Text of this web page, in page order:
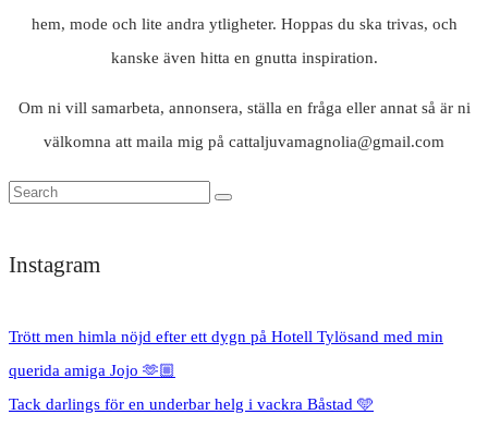
hem, mode och lite andra ytligheter. Hoppas du ska trivas, och
kanske även hitta en gnutta inspiration.
Om ni vill samarbeta, annonsera, ställa en fråga eller annat så är ni
välkomna att maila mig på cattaljuvamagnolia@gmail.com
Instagram
Trött men himla nöjd efter ett dygn på Hotell Tylösand med min
querida amiga Jojo 🫶🏼
Tack darlings för en underbar helg i vackra Båstad 🩵